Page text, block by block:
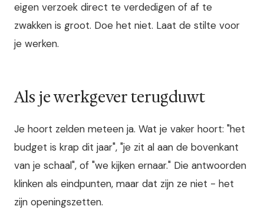
eigen verzoek direct te verdedigen of af te
zwakken is groot. Doe het niet. Laat de stilte voor
je werken.
Als je werkgever terugduwt
Je hoort zelden meteen ja. Wat je vaker hoort: "het
budget is krap dit jaar", "je zit al aan de bovenkant
van je schaal", of "we kijken ernaar." Die antwoorden
klinken als eindpunten, maar dat zijn ze niet - het
zijn openingszetten.